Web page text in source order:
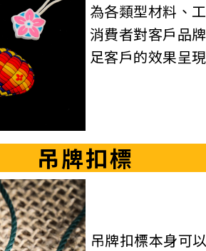
為各類型材料、
消費者對客戶品
足客戶的效果呈
吊牌扣標
吊牌扣標本身可